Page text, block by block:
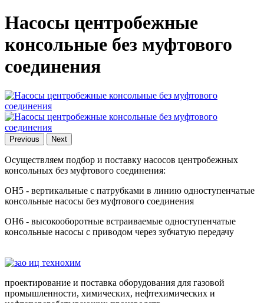
Насосы центробежные
консольные без муфтового
соединения
Previous Next
Осуществляем подбор и поставку насосов центробежных
консольных без муфтового соединения:
ОН5 - вертикальные с патрубками в линию одноступенчатые
консольные насосы без муфтового соединения
ОН6 - высокооборотные встраиваемые одноступенчатые
консольные насосы с приводом через зубчатую передачу
проектирование и поставка оборудования для газовой
промышленности, химических, нефтехимических и